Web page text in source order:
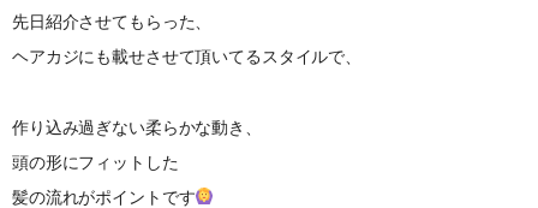
先日紹介させてもらった、
ヘアカジにも載せさせて頂いてるスタイルで、
作り込み過ぎない柔らかな動き、
頭の形にフィットした
髪の流れがポイントです